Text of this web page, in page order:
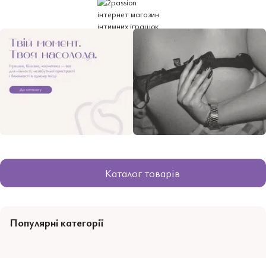
Каталог товарів
Популярні категорії